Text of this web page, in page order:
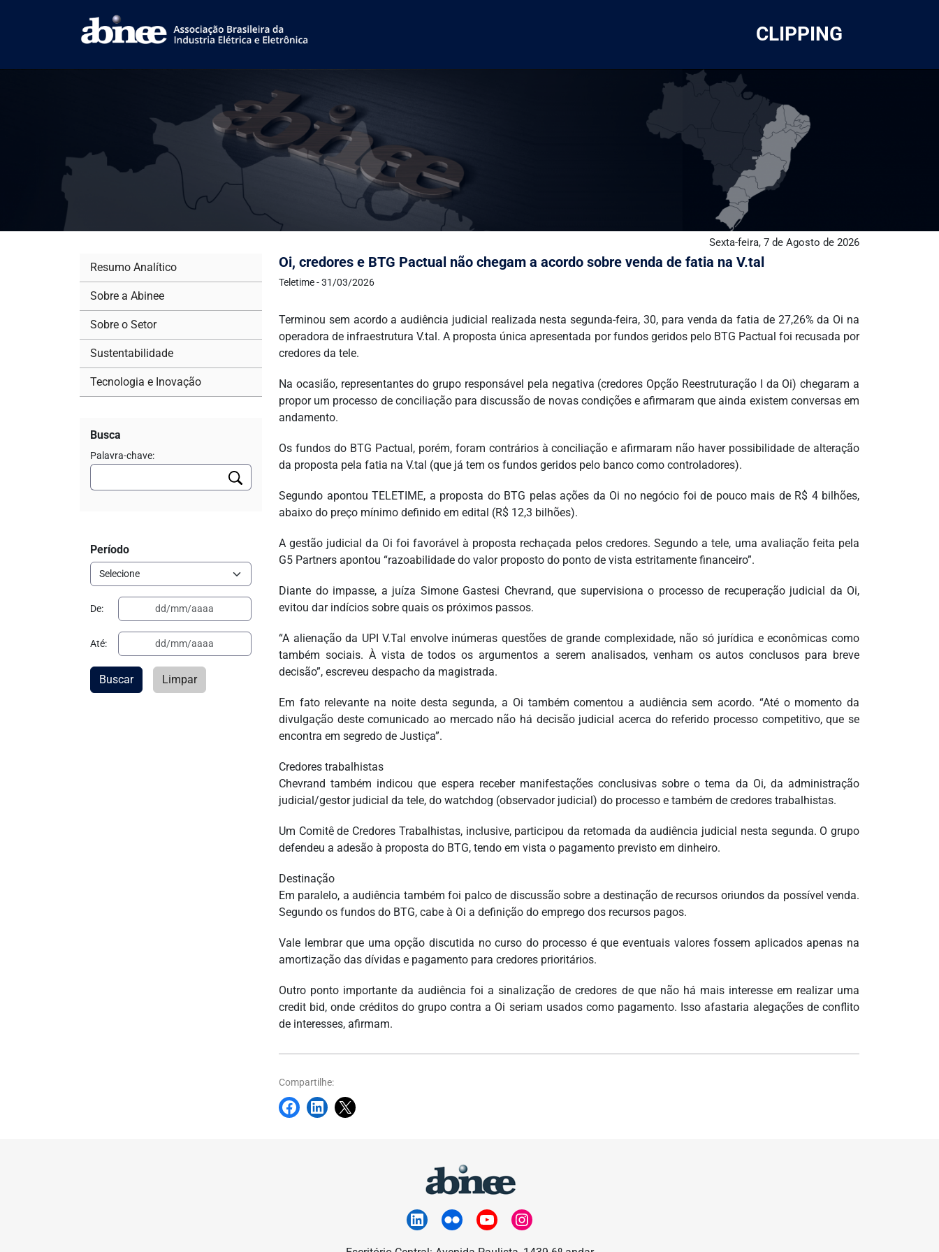
CLIPPING
Sexta-feira, 7 de Agosto de 2026
Oi, credores e BTG Pactual não chegam a acordo sobre venda de fatia na V.tal
Teletime - 31/03/2026
Terminou sem acordo a audiência judicial realizada nesta segunda-feira, 30, para venda da fatia de 27,26% da Oi na
operadora de infraestrutura V.tal. A proposta única apresentada por fundos geridos pelo BTG Pactual foi recusada por
credores da tele.
Na ocasião, representantes do grupo responsável pela negativa (credores Opção Reestruturação I da Oi) chegaram a
propor um processo de conciliação para discussão de novas condições e afirmaram que ainda existem conversas em
andamento.
Os fundos do BTG Pactual, porém, foram contrários à conciliação e afirmaram não haver possibilidade de alteração
da proposta pela fatia na V.tal (que já tem os fundos geridos pelo banco como controladores).
Segundo apontou TELETIME, a proposta do BTG pelas ações da Oi no negócio foi de pouco mais de R$ 4 bilhões,
abaixo do preço mínimo definido em edital (R$ 12,3 bilhões).
A gestão judicial da Oi foi favorável à proposta rechaçada pelos credores. Segundo a tele, uma avaliação feita pela
G5 Partners apontou “razoabilidade do valor proposto do ponto de vista estritamente financeiro”.
Diante do impasse, a juíza Simone Gastesi Chevrand, que supervisiona o processo de recuperação judicial da Oi,
evitou dar indícios sobre quais os próximos passos.
“A alienação da UPI V.Tal envolve inúmeras questões de grande complexidade, não só jurídica e econômicas como
também sociais. À vista de todos os argumentos a serem analisados, venham os autos conclusos para breve
decisão”, escreveu despacho da magistrada.
Em fato relevante na noite desta segunda, a Oi também comentou a audiência sem acordo. “Até o momento da
divulgação deste comunicado ao mercado não há decisão judicial acerca do referido processo competitivo, que se
encontra em segredo de Justiça”.
Credores trabalhistas
Chevrand também indicou que espera receber manifestações conclusivas sobre o tema da Oi, da administração
judicial/gestor judicial da tele, do watchdog (observador judicial) do processo e também de credores trabalhistas.
Um Comitê de Credores Trabalhistas, inclusive, participou da retomada da audiência judicial nesta segunda. O grupo
defendeu a adesão à proposta do BTG, tendo em vista o pagamento previsto em dinheiro.
Destinação
Em paralelo, a audiência também foi palco de discussão sobre a destinação de recursos oriundos da possível venda.
Segundo os fundos do BTG, cabe à Oi a definição do emprego dos recursos pagos.
Vale lembrar que uma opção discutida no curso do processo é que eventuais valores fossem aplicados apenas na
amortização das dívidas e pagamento para credores prioritários.
Outro ponto importante da audiência foi a sinalização de credores de que não há mais interesse em realizar uma
credit bid, onde créditos do grupo contra a Oi seriam usados como pagamento. Isso afastaria alegações de conflito
de interesses, afirmam.
Compartilhe:
Resumo Analítico
Sobre a Abinee
Sobre o Setor
Sustentabilidade
Tecnologia e Inovação
Busca
Palavra-chave:
Período
De:
Até:
Buscar Limpar